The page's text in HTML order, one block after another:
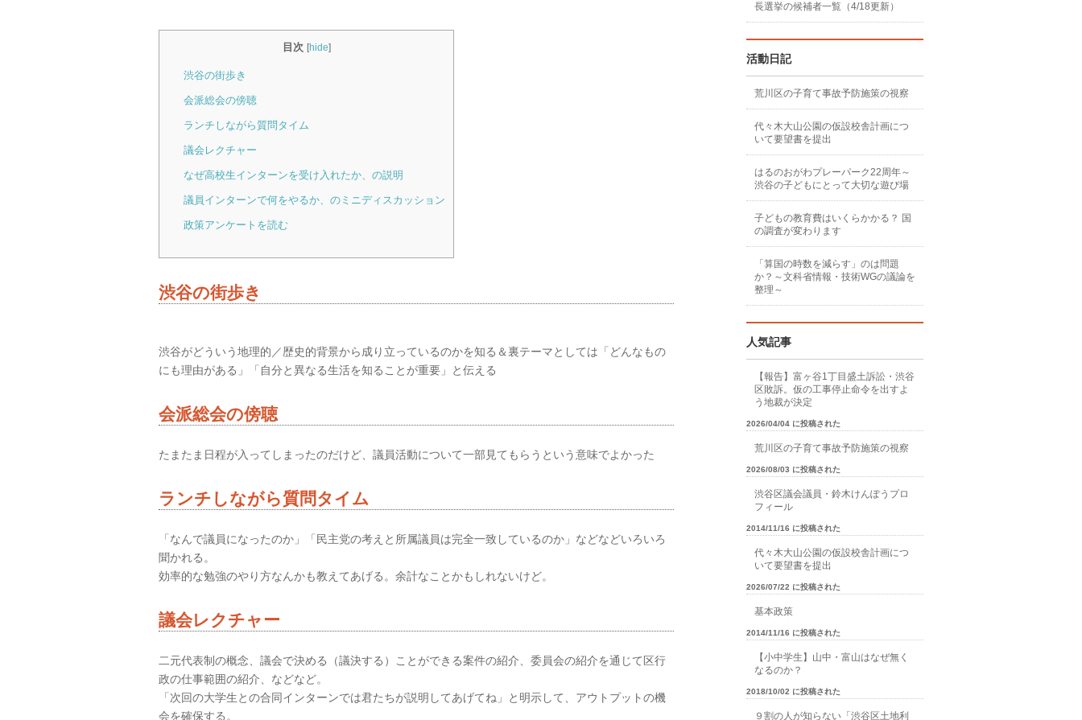
目次 [hide]
渋谷の街歩き
会派総会の傍聴
ランチしながら質問タイム
議会レクチャー
なぜ高校生インターンを受け入れたか、の説明
議員インターンで何をやるか、のミニディスカッション
政策アンケートを読む
渋谷の街歩き
渋谷がどういう地理的／歴史的背景から成り立っているのかを知る＆裏テーマとしては「どんなもの
にも理由がある」「自分と異なる生活を知ることが重要」と伝える
会派総会の傍聴
たまたま日程が入ってしまったのだけど、議員活動について一部見てもらうという意味でよかった
ランチしながら質問タイム
「なんで議員になったのか」「民主党の考えと所属議員は完全一致しているのか」などなどいろいろ
聞かれる。
効率的な勉強のやり方なんかも教えてあげる。余計なことかもしれないけど。
議会レクチャー
二元代表制の概念、議会で決める（議決する）ことができる案件の紹介、委員会の紹介を通じて区行
政の仕事範囲の紹介、などなど。
「次回の大学生との合同インターンでは君たちが説明してあげてね」と明示して、アウトプットの機
会を確保する。
長選挙の候補者一覧（4/18更新）
活動日記
荒川区の子育て事故予防施策の視察
代々木大山公園の仮設校舎計画につ
いて要望書を提出
はるのおがわプレーパーク22周年～
渋谷の子どもにとって大切な遊び場
子どもの教育費はいくらかかる？ 国
の調査が変わります
「算国の時数を減らす」のは問題
か？～文科省情報・技術WGの議論を
整理～
人気記事
【報告】富ヶ谷1丁目盛土訴訟・渋谷
区敗訴。仮の工事停止命令を出すよ
う地裁が決定
2026/04/04 に投稿された
荒川区の子育て事故予防施策の視察
2026/08/03 に投稿された
渋谷区議会議員・鈴木けんぽうプロ
フィール
2014/11/16 に投稿された
代々木大山公園の仮設校舎計画につ
いて要望書を提出
2026/07/22 に投稿された
基本政策
2014/11/16 に投稿された
【小中学生】山中・富山はなぜ無く
なるのか？
2018/10/02 に投稿された
９割の人が知らない「渋谷区土地利